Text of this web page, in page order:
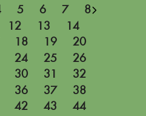
5 6 7
8
12 13
14
18 19
20
24 25
26
30 31
32
36 37
38
42 43
44